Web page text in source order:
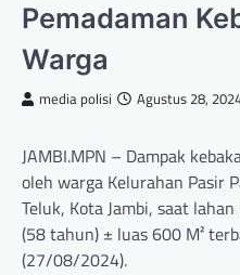
Pemadaman
Warga
media polisi Agustus 28,
JAMBI.MPN – Dampak
oleh warga Kelurahan Pasir
Teluk, Kota Jambi, saat
(58 tahun) ± luas 600 M²
(27/08/2024).